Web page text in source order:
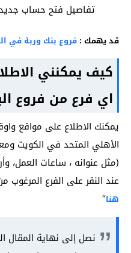
تفاصيل فتح حساب جديد
قد يهمك : فروع بنك وربة في
كيف يمكنني
اي فرع من فروع
يمكنك الاطلاع على مواقع
الأهلي المتحد في الكويت
(مثل عنوانه ، ساعات العمل،
عند النقر على الفرع المرغوب
هنا“
نصل إلى نهاية المقال